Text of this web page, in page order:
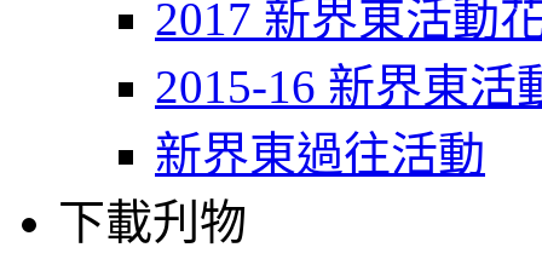
2017 新界東活動
2015-16 新界東活
新界東過往活動
下載刋物